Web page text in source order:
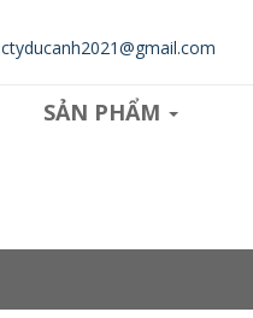
ctyducanh2021@gmail.com
SẢN PHẨM